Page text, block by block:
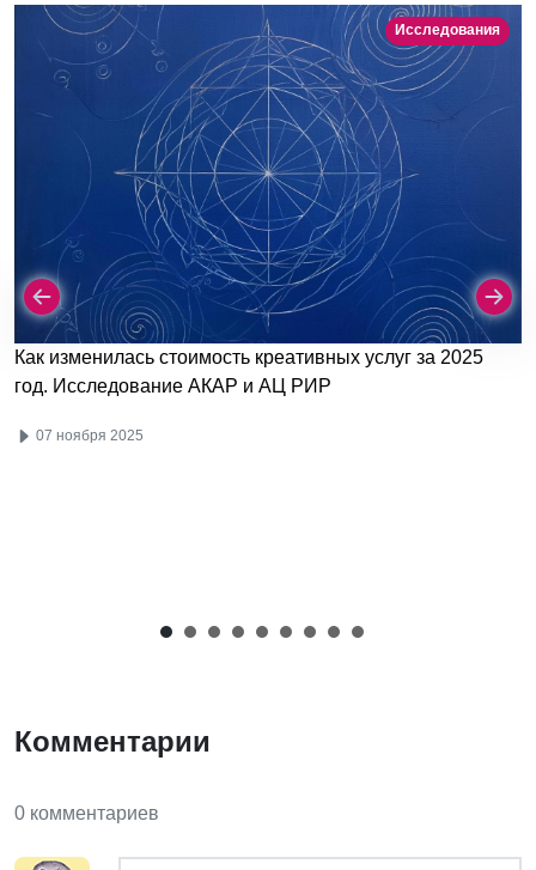
Исследования
Как изменилась стоимость креативных услуг за 2025
год. Исследование АКАР и АЦ РИР
07 ноября 2025
Комментарии
0 комментариев